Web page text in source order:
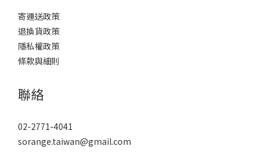
寄運送政策
退換貨政策
隱私權政策
條款與細則
聯絡
02-2771-4041
sorange.taiwan@gmail.com